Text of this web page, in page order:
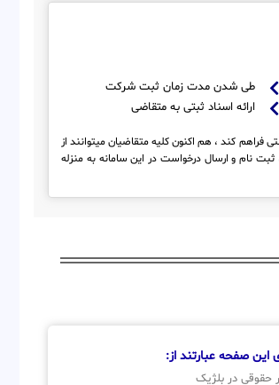
طی شدن مدت زمان ثبت شرکت
ارائه اسناد ثبتی به متقاضی
فراهم کند ، هم اکنون کلیه متقاضیان میتوانند از
نام و ارسال درخواست در این سامانه به منزله
این صفحه عبارتند از:
حقوقی در بلژیک